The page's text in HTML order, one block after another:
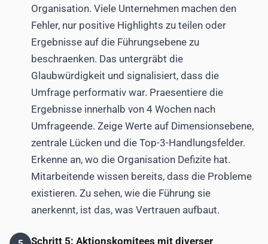
Organisation. Viele Unternehmen machen den
Fehler, nur positive Highlights zu teilen oder
Ergebnisse auf die Führungsebene zu
beschraenken. Das untergräbt die
Glaubwürdigkeit und signalisiert, dass die
Umfrage performativ war. Praesentiere die
Ergebnisse innerhalb von 4 Wochen nach
Umfrageende. Zeige Werte auf Dimensionsebene,
zentrale Lücken und die Top-3-Handlungsfelder.
Erkenne an, wo die Organisation Defizite hat.
Mitarbeitende wissen bereits, dass die Probleme
existieren. Zu sehen, wie die Führung sie
anerkennt, ist das, was Vertrauen aufbaut.
Schritt 5: Aktionskomitees mit diverser